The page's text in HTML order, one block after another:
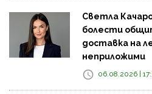
Светла
болести
доставка на
неприложими
06.08.2026 |